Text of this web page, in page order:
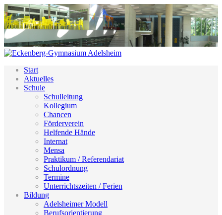
Start
Aktuelles
Schule
Schulleitung
Kollegium
Chancen
Förderverein
Helfende Hände
Internat
Mensa
Praktikum / Referendariat
Schulordnung
Termine
Unterrichtszeiten / Ferien
Bildung
Adelsheimer Modell
Berufsorientierung